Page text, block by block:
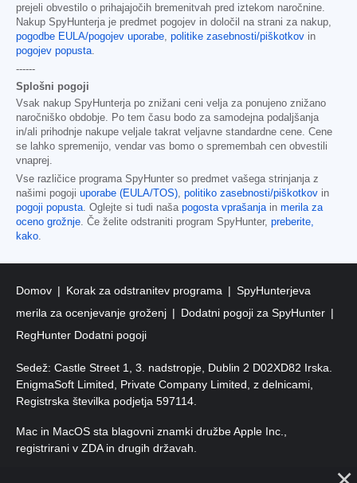
prejeli obvestilo o prihajajočih bremenitvah pred iztekom naročnine.
Nakup SpyHunterja je predmet pogojev in določil na strani za nakup,
pogodbe EULA/pogojev uporabe, politike zasebnosti/piškotkov in
pogojev popusta.
------
Splošni pogoji
Vsak nakup SpyHunterja po znižani ceni velja za ponujeno znižano
naročniško obdobje. Po tem času bodo za samodejna podaljšanja
in/ali prihodnje nakupe veljale takrat veljavne standardne cene. Cene
se lahko spremenijo, vendar vas bomo o spremembah cen obvestili
vnaprej.
Vse različice programa SpyHunter so predmet vašega strinjanja z
našimi pogoji uporabe (EULA/TOS), politiko zasebnosti/piškotkov in
pogoji popusta. Oglejte si tudi naša pogosta vprašanjain merila za
oceno grožnje. Če želite odstraniti program SpyHunter, preberite,
kako.
Domov Korak za odstranitev programa
SpyHunterjeva
merila za ocenjevanje groženj
Dodatni pogoji za SpyHunter
RegHunter Dodatni pogoji
Sedež: Castle Street 1, 3. nadstropje, Dublin 2 D02XD82 Irska.
EnigmaSoft Limited, Private Company Limited, z delnicami,
Registrska številka podjetja 597114.
Mac in MacOS sta blagovni znamki družbe Apple Inc.,
registrirani v ZDA in drugih državah.